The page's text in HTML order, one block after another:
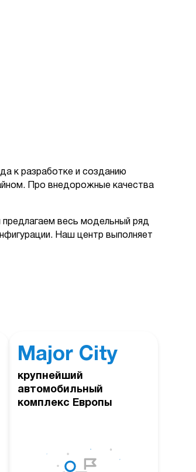
к разработке и созданию
Про внедорожные качества
весь модельный ряд
Наш центр выполняет
Major City
крупнейший
автомобильный
комплекс Европы